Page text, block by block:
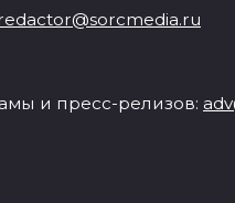
и пресс-релизов: